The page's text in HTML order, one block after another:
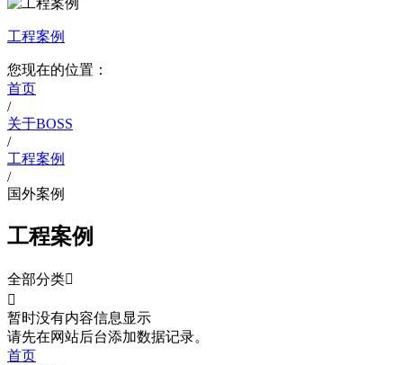
工程案例
您现在的位置：
首页
/
关于BOSS
/
工程案例
/
国外案例
工程案例
全部分类

暂时没有内容信息显示
请先在网站后台添加数据记录。
首页